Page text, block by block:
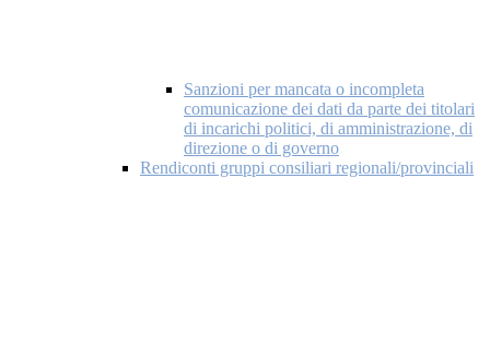
Sanzioni per mancata o incompleta
comunicazione dei dati da parte dei titolari
di incarichi politici, di amministrazione, di
direzione o di governo
Rendiconti gruppi consiliari regionali/provinciali